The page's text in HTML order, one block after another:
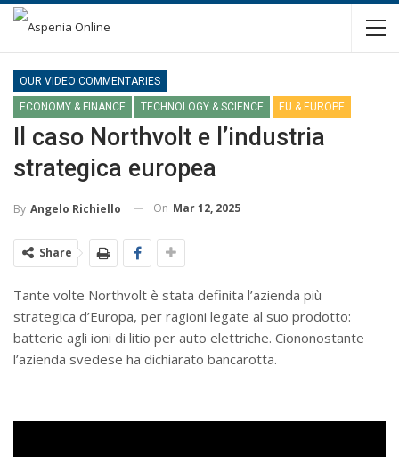
OUR VIDEO COMMENTARIES
ECONOMY & FINANCE TECHNOLOGY & SCIENCE EU & EUROPE
Il caso Northvolt e l’industria
strategica europea
By Angelo Richiello On Mar 12, 2025
Share
Tante volte Northvolt è stata definita l’azienda più
strategica d’Europa, per ragioni legate al suo prodotto:
batterie agli ioni di litio per auto elettriche. Ciononostante
l’azienda svedese ha dichiarato bancarotta.